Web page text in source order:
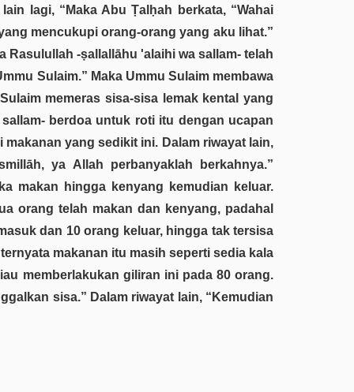
lagi, “Maka Abu Ṭalḥah berkata, “Wahai
mencukupi orang-orang yang aku lihat.”
-ṣallallāhu 'alaihi wa sallam- telah
Sulaim.” Maka Ummu Sulaim membawa
memeras sisa-sisa lemak kental yang
berdoa untuk roti itu dengan ucapan
yang sedikit ini. Dalam riwayat lain,
ya Allah perbanyaklah berkahnya.”
makan hingga kenyang kemudian keluar.
orang telah makan dan kenyang, padahal
dan 10 orang keluar, hingga tak tersisa
makanan itu masih seperti sedia kala
memberlakukan giliran ini pada 80 orang.
sisa.” Dalam riwayat lain, “Kemudian